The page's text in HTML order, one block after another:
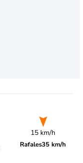
15 km/h
Rafales35 km/h